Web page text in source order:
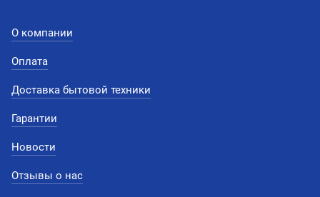
О компании
Оплата
Доставка бытовой техники
Гарантии
Новости
Отзывы о нас